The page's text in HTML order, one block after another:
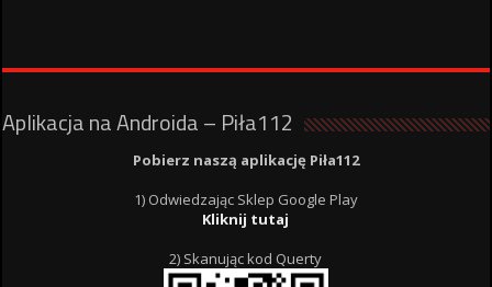
Aplikacja na Androida – Piła112
Pobierz naszą aplikację Piła112
1) Odwiedzając Sklep Google Play
Kliknij tutaj
2) Skanując kod Querty